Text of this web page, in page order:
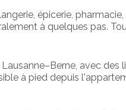
épicerie, pharmacie,
à quelques pas.
avec des
à pied depuis